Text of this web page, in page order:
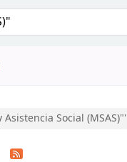
Social (MSAS)"'